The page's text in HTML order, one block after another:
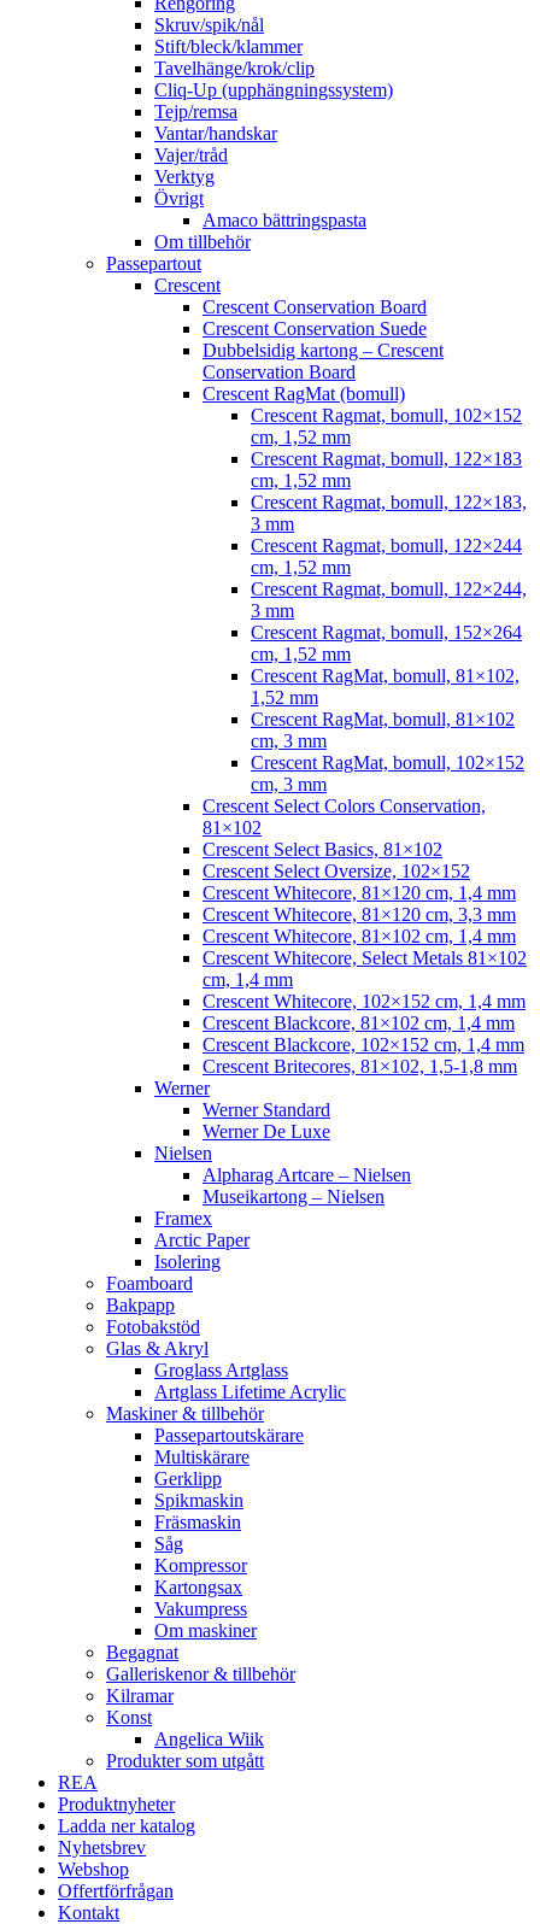
Skruv/spik/nål
Stift/bleck/klammer
Tavelhänge/krok/clip
Cliq-Up (upphängningssystem)
Tejp/remsa
Vantar/handskar
Vajer/tråd
Verktyg
Övrigt
Amaco bättringspasta
Om tillbehör
Passepartout
Crescent
Crescent Conservation Board
Crescent Conservation Suede
Dubbelsidig kartong – Crescent
Conservation Board
Crescent RagMat (bomull)
Crescent Ragmat, bomull, 102×152
cm, 1,52 mm
Crescent Ragmat, bomull, 122×183
cm, 1,52 mm
Crescent Ragmat, bomull, 122×183,
3 mm
Crescent Ragmat, bomull, 122×244
cm, 1,52 mm
Crescent Ragmat, bomull, 122×244,
3 mm
Crescent Ragmat, bomull, 152×264
cm, 1,52 mm
Crescent RagMat, bomull, 81×102,
1,52 mm
Crescent RagMat, bomull, 81×102
cm, 3 mm
Crescent RagMat, bomull, 102×152
cm, 3 mm
Crescent Select Colors Conservation,
81×102
Crescent Select Basics, 81×102
Crescent Select Oversize, 102×152
Crescent Whitecore, 81×120 cm, 1,4 mm
Crescent Whitecore, 81×120 cm, 3,3 mm
Crescent Whitecore, 81×102 cm, 1,4 mm
Crescent Whitecore, Select Metals 81×102
cm, 1,4 mm
Crescent Whitecore, 102×152 cm, 1,4 mm
Crescent Blackcore, 81×102 cm, 1,4 mm
Crescent Blackcore, 102×152 cm, 1,4 mm
Crescent Britecores, 81×102, 1,5-1,8 mm
Werner
Werner Standard
Werner De Luxe
Nielsen
Alpharag Artcare – Nielsen
Museikartong – Nielsen
Framex
Arctic Paper
Isolering
Foamboard
Bakpapp
Fotobakstöd
Glas & Akryl
Groglass Artglass
Artglass Lifetime Acrylic
Maskiner & tillbehör
Passepartoutskärare
Multiskärare
Gerklipp
Spikmaskin
Fräsmaskin
Såg
Kompressor
Kartongsax
Vakumpress
Om maskiner
Begagnat
Galleriskenor & tillbehör
Kilramar
Konst
Angelica Wiik
Produkter som utgått
REA
Produktnyheter
Ladda ner katalog
Nyhetsbrev
Webshop
Offertförfrågan
Kontakt